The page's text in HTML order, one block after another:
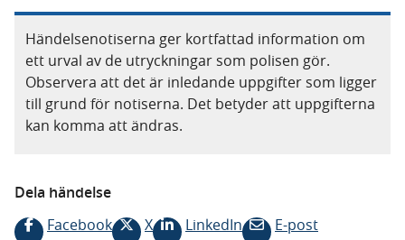
Händelsenotiserna ger kortfattad information om
ett urval av de utryckningar som polisen gör.
Observera att det är inledande uppgifter som ligger
till grund för notiserna. Det betyder att uppgifterna
kan komma att ändras.
Dela händelse
Facebook
X LinkedIn E-post